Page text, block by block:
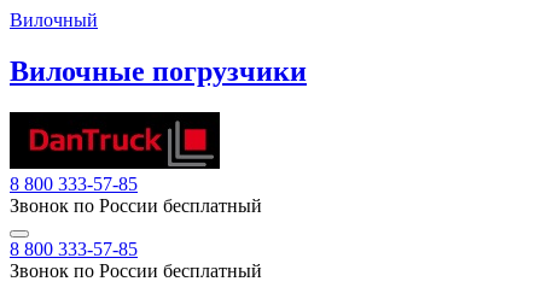
Вилочный
Вилочные погрузчики
8 800 333-57-85
Звонок по России бесплатный
8 800 333-57-85
Звонок по России бесплатный